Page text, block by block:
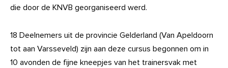
die door de KNVB georganiseerd werd.
18 Deelnemers uit de provincie Gelderland (Van Apeldoorn
tot aan Varsseveld) zijn aan deze cursus begonnen om in
10 avonden de fijne kneepjes van het trainersvak met